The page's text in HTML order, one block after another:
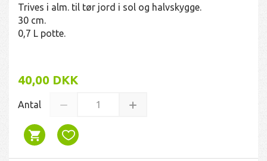
Trives i alm. til tør jord i sol og halvskygge.
30 cm.
0,7 L potte.
40,00 DKK
Antal